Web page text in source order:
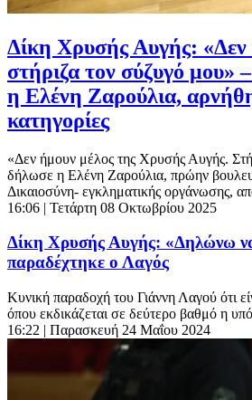
Δίκη Χρυσής Αυγής: «Δεν
στήριζα τον σύζυγό μου»
η Ελένη Ζαρούλια,
κατηγορίες
«Δεν ήμουν μέλος της Χρυσής Αυγής.
δήλωσε η Ελένη Ζαρούλια, πρώην
Δικαιοσύνη- εγκληματικής οργάνωσης,
16:06 | Τετάρτη 08 Οκτωβρίου 2025
Δίκη Χρυσής Αυγής: «Δηλώνω
παραδέχτηκε ο Λαγός
Κυνική παραδοχή του Γιάννη Λαγού ότι
όπου εκδικάζεται σε δεύτερο βαθμό η
16:22 | Παρασκευή 24 Μαΐου 2024